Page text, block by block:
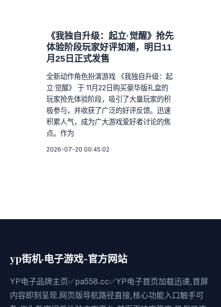
《我独自升级：起立·觉醒》抢先
体验阶段玩家好评如潮，明日11
月25日正式发售
全新动作角色扮演游戏 《我独自升级：起
立·觉醒》 于 11月22日购买豪华版礼盒的
玩家抢先体验阶段，吸引了大量玩家的积
极参与，并收获了广泛的好评反馈。迅速
积累人气，成为广大游戏爱好者讨论的焦
点。作为
2026-07-20 00:45:02
yp街机·电子游戏-官方网站
YP电子品牌主页✅pa558.cc✅YP电子首页加载迅速,首屏
内容即刻呈现.网页版导航路径直接,核心功能入口触手可